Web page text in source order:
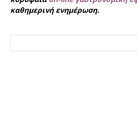
καθημερινή ενημέρωση.